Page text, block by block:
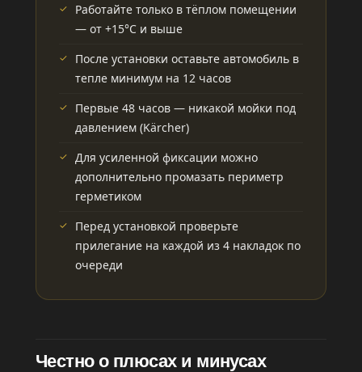
Работайте только в тёплом помещении
— от +15°C и выше
После установки оставьте автомобиль в
тепле минимум на 12 часов
Первые 48 часов — никакой мойки под
давлением (Kärcher)
Для усиленной фиксации можно
дополнительно промазать периметр
герметиком
Перед установкой проверьте
прилегание на каждой из 4 накладок по
очереди
Честно о плюсах и минусах